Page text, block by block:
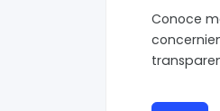
Conoce